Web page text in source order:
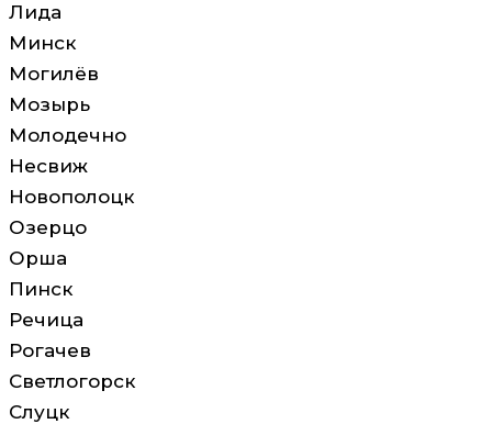
Лида
Минск
Могилёв
Мозырь
Молодечно
Несвиж
Новополоцк
Озерцо
Орша
Пинск
Речица
Рогачев
Светлогорск
Слуцк